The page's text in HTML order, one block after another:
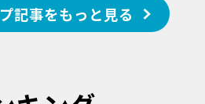
記事をもっと見る